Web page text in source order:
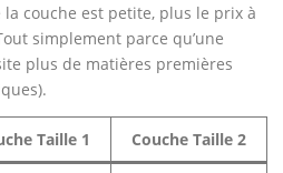
couche est petite, plus le prix à
simplement parce qu’une
plus de matières premières
Taille 1 Couche Taille 2